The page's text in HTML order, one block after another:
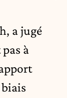
a jugé
à